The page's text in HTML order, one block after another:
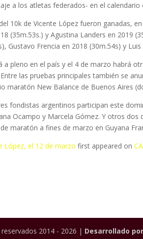
a los atletas federados- en el calendario
de Vicente López fueron ganadas, en
(35m.53s.) y Agustina Landers en 2019
Gustavo Frencia en 2018 (30m.54s) y
a pleno en el país y el 4 de marzo habrá
las pruebas principales también se
maratón New Balance de Buenos Aires
fondistas argentinos participan este
Ocampo y Marcela Gómez. Y otros
maratón a fines de marzo en Guyana
López, el 12 de marzo first appeared on
2014 - 2026 | Desarrollado